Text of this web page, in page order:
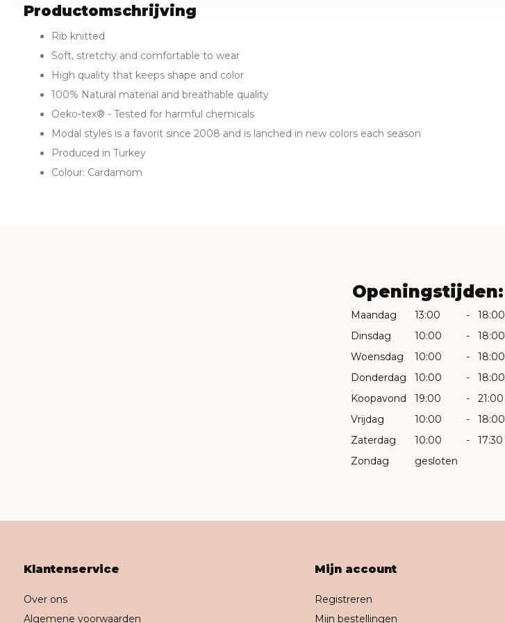
Productomschrijving
Rib knitted
Soft, stretchy and comfortable to wear
High quality that keeps shape and color
100% Natural material and breathable quality
Oeko-tex® - Tested for harmful chemicals
Modal styles is a favorit since 2008 and is lanched in new colors each season
Produced in Turkey
Colour: Cardamom
Openingstijden:
Maandag 13:00 -
18:00
Dinsdag
10:00 -
18:00
Woensdag
10:00 -
18:00
Donderdag
10:00 -
18:00
Koopavond
19:00 -
21:00
Vrijdag
10:00 -
18:00
Zaterdag
10:00 -
17:30
Zondag
gesloten
Klantenservice
Over ons
Algemene voorwaarden
Mijn account
Registreren
Mijn bestellingen